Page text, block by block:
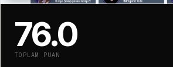
76.0
TOPLAM PUAN